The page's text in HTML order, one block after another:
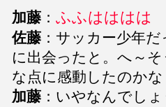
加藤 ： ふふはははは
佐藤 ：サッカー少年
に出会ったと。へ～
な点に感動したのかな
加藤 ：いやなんでし